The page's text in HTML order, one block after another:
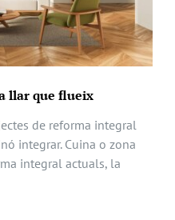
llar que flueix
de reforma integral
integrar. Cuina o zona
integral actuals, la